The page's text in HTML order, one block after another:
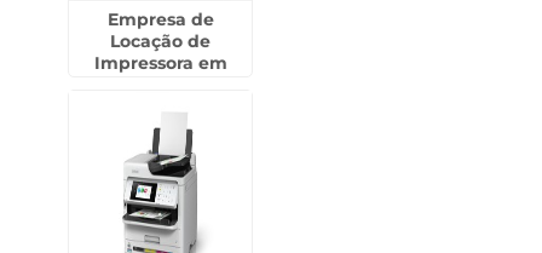
Empresa de
Locação de
Impressora em